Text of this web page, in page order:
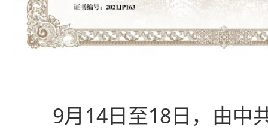
9月14日至18日，由中